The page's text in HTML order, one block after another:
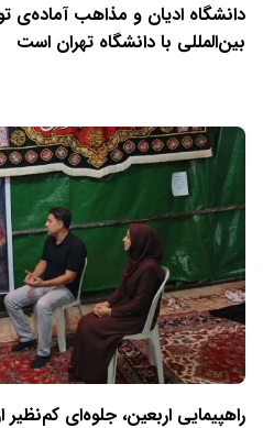
دانشگاه ادیان و مذاهب
بین‌المللی با دانشگاه تهران است
راهپیمایی اربعین، جلوه‌ای